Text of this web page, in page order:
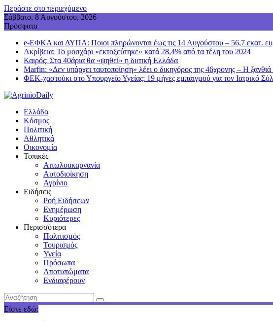
Περάστε στο περιεχόμενο
Σάββατο, 8 Αυγούστου, 2026
Πρόσφατα
e-ΕΦΚΑ και ΔΥΠΑ: Ποιοι πληρώνονται έως τις 14 Αυγούστου – 56,7 εκατ.
Ακρίβεια: Το μοσχάρι «εκτοξεύτηκε» κατά 28,4% από τα τέλη του 2024
Καιρός: Στα 40άρια θα «ψηθεί» η δυτική Ελλάδα
Marfin: «Δεν υπάρχει ταυτοποίηση» λέει ο δικηγόρος της 46χρονης – Η
ΦΕΚ-χαστούκι στο Υπουργείο Υγείας: 19 μήνες εμπαιγμού για τον Ιατρικό
Ελλάδα
Κόσμος
Πολιτική
Αθλητικά
Οικονομία
Τοπικές
Αιτωλοακαρνανία
Αυτοδιοίκηση
Αγρίνιο
Ειδήσεις
Ροή Ειδήσεων
Ενημέρωση
Κυριότερες
Περισσότερα
Πολιτισμός
Τουρισμός
Υγεία
Πρόσωπα
Αποτυπώματα
Ενδιαφέρουν
Είστε εδώ: